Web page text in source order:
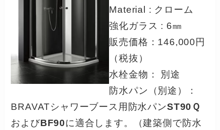
Material : クローム
強化ガラス : 6㎜
販売価格：146,000円
（税抜）
水栓金物： 別途
防水パン（別途）：
BRAVATシャワーブース用防水パンST90Ｑ
およびBF90に適合します。（建築側で防水